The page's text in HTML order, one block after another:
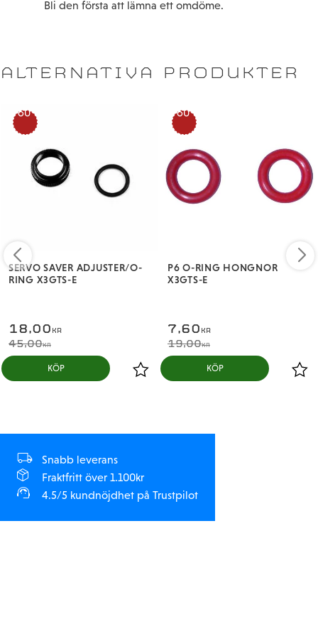
Bli den första att lämna ett omdöme.
ALTERNATIVA PRODUKTER
SERVO SAVER ADJUSTER/O-
RING X3GTS-E
18,00 KR
45,00KR
60
%
KÖP
P6 O-RING HONGNOR
X3GTS-E
7,60 KR
19,00KR
60
%
KÖP
Snabb leverans
Fraktfritt över 1.100kr
4.5/5 kundnöjdhet på Trustpilot